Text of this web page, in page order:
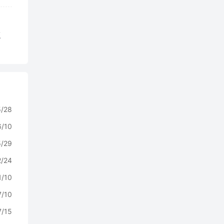
28
10
29
24
10
10
15